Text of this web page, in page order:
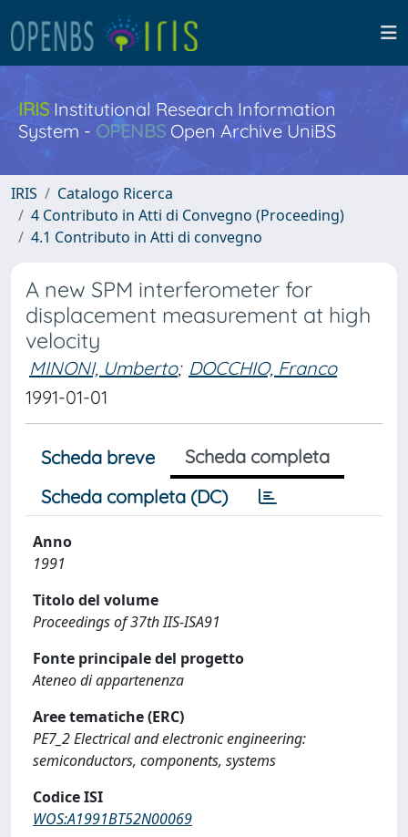
IRISInstitutional Research Information
System - OPENBS Open Archive UniBS
IRIS
Catalogo Ricerca
4 Contributo in Atti di Convegno (Proceeding)
4.1 Contributo in Atti di convegno
A new SPM interferometer for
displacement measurement at high
velocity
MINONI, Umberto; DOCCHIO, Franco
1991-01-01
Scheda breve
Scheda completa
Scheda completa (DC)
Anno
1991
Titolo del volume
Proceedings of 37th IIS-ISA91
Fonte principale del progetto
Ateneo di appartenenza
Aree tematiche (ERC)
PE7_2 Electrical and electronic engineering:
semiconductors, components, systems
Codice ISI
WOS:A1991BT52N00069